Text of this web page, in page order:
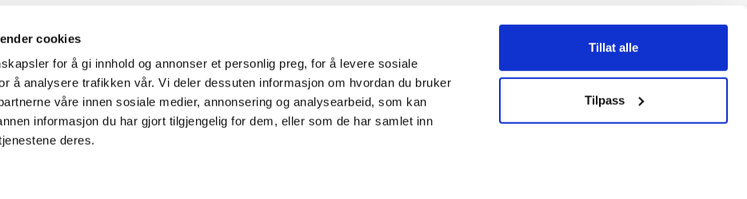
cookies
for å gi innhold og annonser et personlig preg, for å levere sosiale
å analysere trafikken vår. Vi deler dessuten informasjon om hvordan du bruker
våre innen sosiale medier, annonsering og analysearbeid, som kan
informasjon du har gjort tilgjengelig for dem, eller som de har samlet inn
deres.
Tillat alle
Tilpass